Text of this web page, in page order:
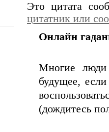
Это цитата
цитатник или
Онлайн
Многие люди
будущее,
(дождитесь